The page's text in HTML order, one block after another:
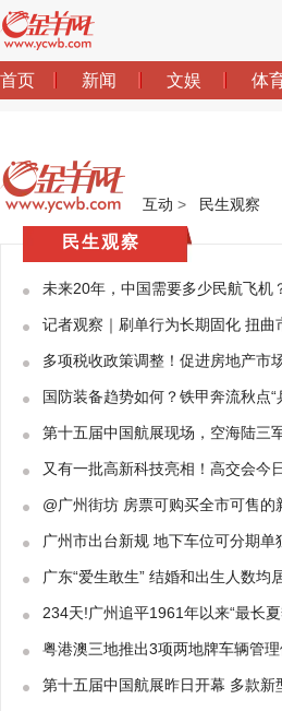
互动 > 民生观察
民生观察
未来20年，中国需要多少民航飞机
记者观察｜刷单行为长期固化 扭曲
多项税收政策调整！促进房地产市
国防装备趋势如何？铁甲奔流秋点“
第十五届中国航展现场，空海陆三
又有一批高新科技亮相！高交会今
@广州街坊 房票可购买全市可售的
广州市出台新规 地下车位可分期单
广东“爱生敢生” 结婚和出生人数均
234天!广州追平1961年以来“最长
粤港澳三地推出3项两地牌车辆管
第十五届中国航展昨日开幕 多款新